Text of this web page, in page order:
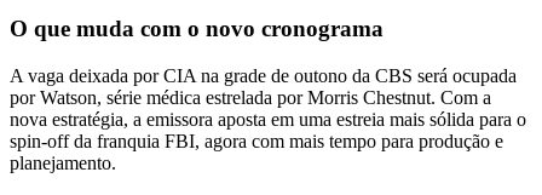
O que muda com o novo cronograma
A vaga deixada por CIA na grade de outono da CBS será ocupada
por Watson, série médica estrelada por Morris Chestnut. Com a
nova estratégia, a emissora aposta em uma estreia mais sólida para o
spin-off da franquia FBI, agora com mais tempo para produção e
planejamento.